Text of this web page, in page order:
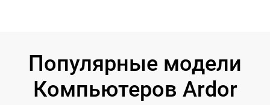
Популярные модели
Компьютеров Ardor